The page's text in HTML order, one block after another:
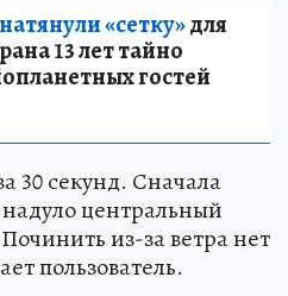
«сетку»для
13 лет тайно
гостей
30 секунд. Сначала
центральный
из-за ветра нет
пользователь.